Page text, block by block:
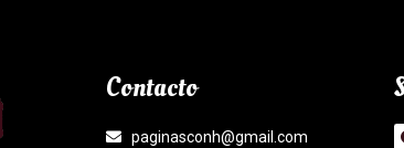
Contacto
paginasconh@gmail.com